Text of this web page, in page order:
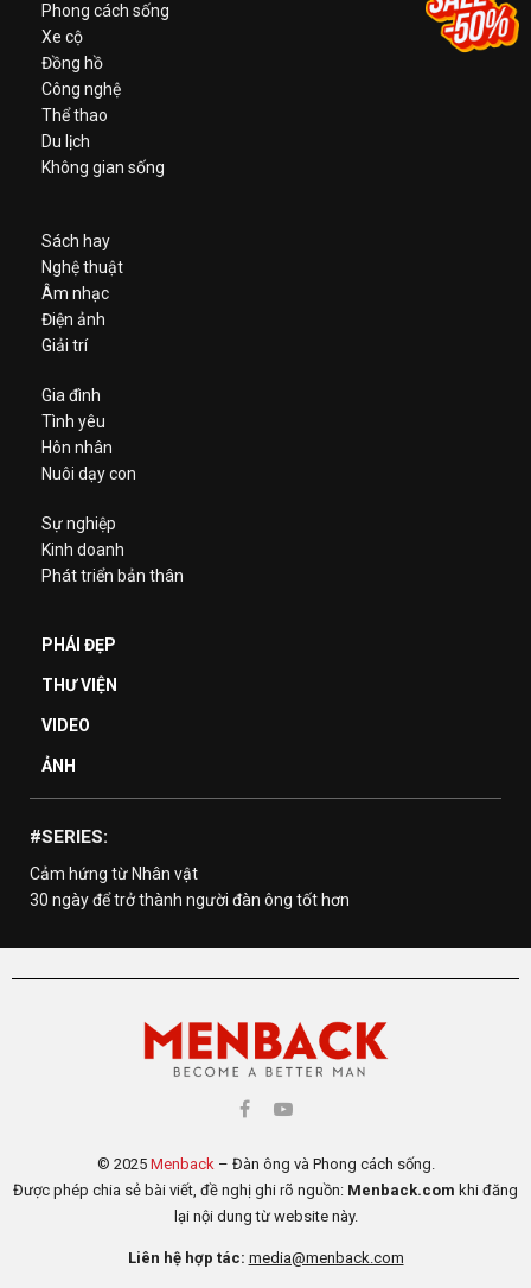
Phong cách sống
Xe cộ
Đồng hồ
Công nghệ
Thể thao
Du lịch
Không gian sống
Sách hay
Nghệ thuật
Âm nhạc
Điện ảnh
Giải trí
Gia đình
Tình yêu
Hôn nhân
Nuôi dạy con
Sự nghiệp
Kinh doanh
Phát triển bản thân
PHÁI ĐẸP
THƯ VIỆN
VIDEO
ẢNH
#SERIES:
Cảm hứng từ Nhân vật
30 ngày để trở thành người đàn ông tốt hơn
© 2025 Menback– Đàn ông và Phong cách sống.
Được phép chia sẻ bài viết, đề nghị ghi rõ nguồn: Menback.com khi đăng
lại nội dung từ website này.
Liên hệ hợp tác: media@menback.com